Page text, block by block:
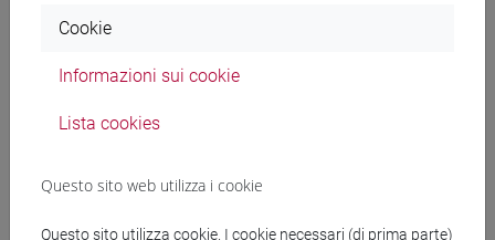
Progetti di Rilevante Interesse Nazionale (PRIN) CUP:
Cookie
Informazioni sui cookie
Lista cookies
Questo sito web utilizza i cookie
Questo sito utilizza cookie. I cookie necessari (di prima parte)